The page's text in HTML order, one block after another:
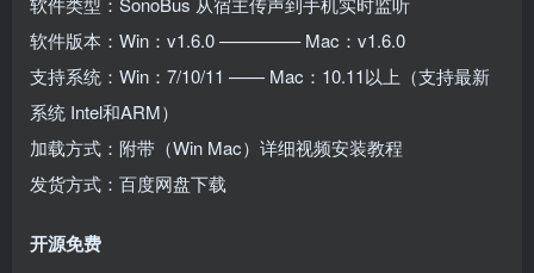
软件版本：Win：v1.6.0 ————– Mac：v1.6.0
支持系统：Win：7/10/11 —— Mac：10.11以上（支持最新
系统 Intel和ARM）
加载方式：附带（Win Mac）详细视频安装教程
发货方式：百度网盘下载
开源免费